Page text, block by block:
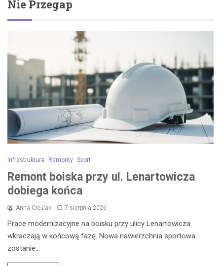
Nie Przegap
Infrastruktura Remonty Sport
Remont boiska przy ul. Lenartowicza
dobiega końca
Anna Cieślak 7 sierpnia 2026
Prace modernizacyjne na boisku przy ulicy Lenartowicza
wkraczają w końcową fazę. Nowa nawierzchnia sportowa
zostanie…